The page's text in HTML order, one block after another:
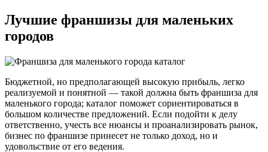
Лучшие франшизы для маленьких
городов
Бюджетной, но предполагающей высокую прибыль, легко
реализуемой и понятной — такой должна быть франшиза для
маленького города; каталог поможет сориентироваться в
большом количестве предложений. Если подойти к делу
ответственно, учесть все нюансы и проанализировать рынок,
бизнес по франшизе принесет не только доход, но и
удовольствие от его ведения.